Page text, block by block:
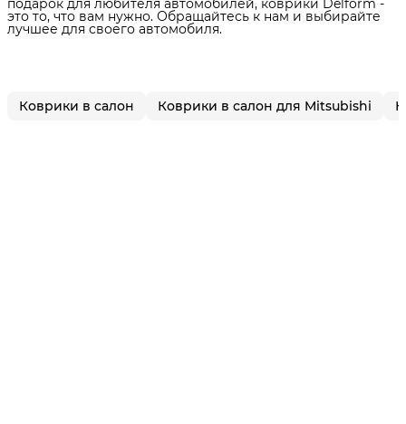
подарок для любителя автомобилей, коврики Delform -
это то, что вам нужно. Обращайтесь к нам и выбирайте
лучшее для своего автомобиля.
Коврики в салон Коврики в салон для Mitsubishi